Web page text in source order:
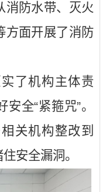
消防水带、灭火
方面开展了消防
了机构主体责
全“紧箍咒”。
关机构整改到
安全漏洞。